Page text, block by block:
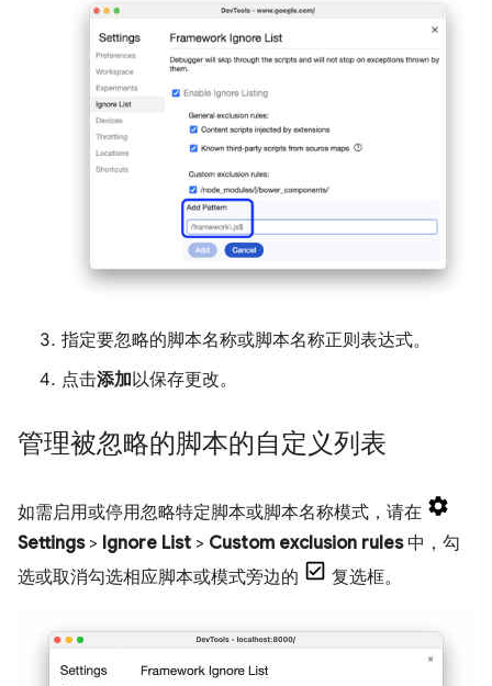
指定要忽略的脚本名称或脚本名称正则表达式。
点击添加以保存更改。
管理被忽略的脚本的自定义列表
如需启用或停用忽略特定脚本或脚本名称模式，请在
Settings> Ignore List > Custom exclusion rules中，勾
选或取消勾选相应脚本或模式旁边的
复选框。